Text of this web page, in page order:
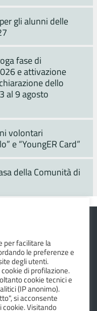
gli alunni delle
fase di
e attivazione
dello
al 9 agosto
volontari
e “YoungER Card”
della Comunità di
SUL
sul Crostolo
per facilitare la
le preferenze e
degli utenti.
di profilazione.
cookie tecnici e
(IP anonimo).
si acconsente
cookie. Visitando